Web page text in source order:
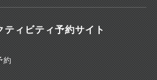
ティビティ予約サイト
約